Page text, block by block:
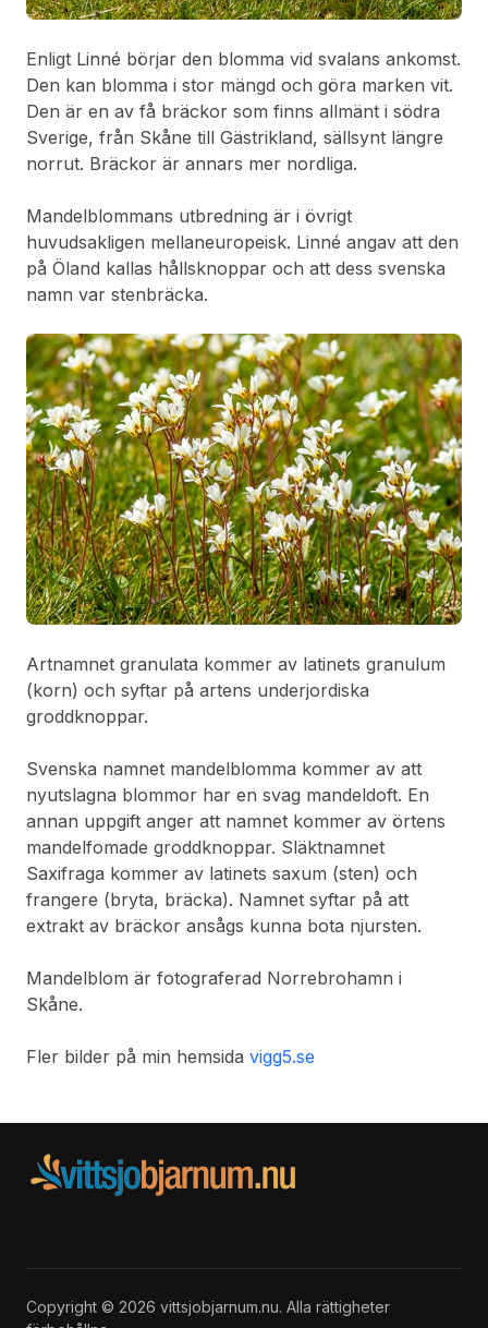
Enligt Linné börjar den blomma vid svalans ankomst.
Den kan blomma i stor mängd och göra marken vit.
Den är en av få bräckor som finns allmänt i södra
Sverige, från Skåne till Gästrikland, sällsynt längre
norrut. Bräckor är annars mer nordliga.
Mandelblommans utbredning är i övrigt
huvudsakligen mellaneuropeisk. Linné angav att den
på Öland kallas hållsknoppar och att dess svenska
namn var stenbräcka.
Artnamnet granulata kommer av latinets granulum
(korn) och syftar på artens underjordiska
groddknoppar.
Svenska namnet mandelblomma kommer av att
nyutslagna blommor har en svag mandeldoft. En
annan uppgift anger att namnet kommer av örtens
mandelfomade groddknoppar. Släktnamnet
Saxifraga kommer av latinets saxum (sten) och
frangere (bryta, bräcka). Namnet syftar på att
extrakt av bräckor ansågs kunna bota njursten.
Mandelblom är fotograferad Norrebrohamn i
Skåne.
Fler bilder på min hemsida vigg5.se
Copyright © 2026 vittsjobjarnum.nu. Alla rättigheter